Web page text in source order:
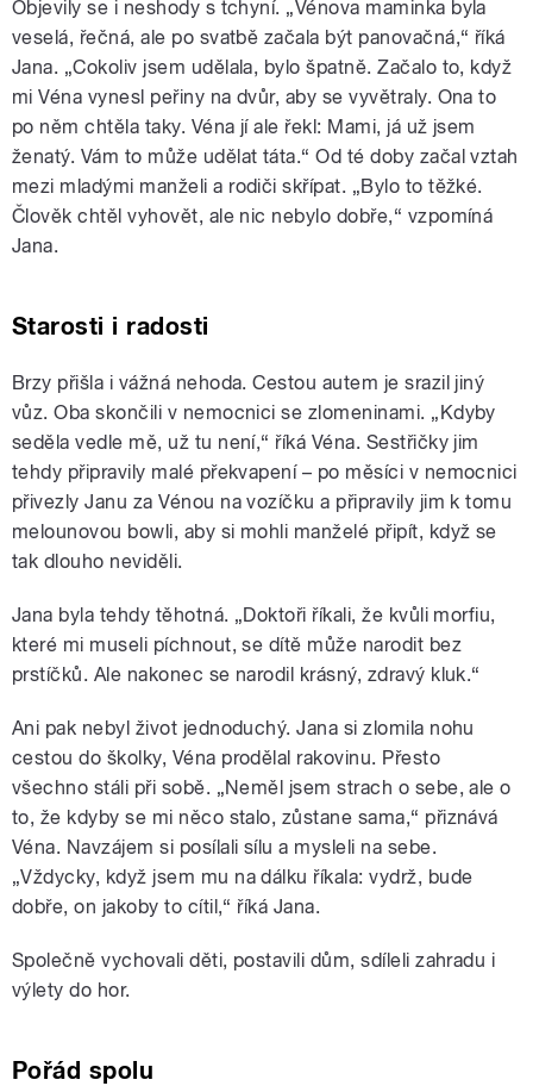
Objevily se i neshody s tchyní. „Vénova maminka byla
veselá, řečná, ale po svatbě začala být panovačná,“ říká
Jana. „Cokoliv jsem udělala, bylo špatně. Začalo to, když
mi Véna vynesl peřiny na dvůr, aby se vyvětraly. Ona to
po něm chtěla taky. Véna jí ale řekl: Mami, já už jsem
ženatý. Vám to může udělat táta.“ Od té doby začal vztah
mezi mladými manželi a rodiči skřípat. „Bylo to těžké.
Člověk chtěl vyhovět, ale nic nebylo dobře,“ vzpomíná
Jana.
Starosti i radosti
Brzy přišla i vážná nehoda. Cestou autem je srazil jiný
vůz. Oba skončili v nemocnici se zlomeninami. „Kdyby
seděla vedle mě, už tu není,“ říká Véna. Sestřičky jim
tehdy připravily malé překvapení – po měsíci v nemocnici
přivezly Janu za Vénou na vozíčku a připravily jim k tomu
melounovou bowli, aby si mohli manželé připít, když se
tak dlouho neviděli.
Jana byla tehdy těhotná. „Doktoři říkali, že kvůli morfiu,
které mi museli píchnout, se dítě může narodit bez
prstíčků. Ale nakonec se narodil krásný, zdravý kluk.“
Ani pak nebyl život jednoduchý. Jana si zlomila nohu
cestou do školky, Véna prodělal rakovinu. Přesto
všechno stáli při sobě. „Neměl jsem strach o sebe, ale o
to, že kdyby se mi něco stalo, zůstane sama,“ přiznává
Véna. Navzájem si posílali sílu a mysleli na sebe.
„Vždycky, když jsem mu na dálku říkala: vydrž, bude
dobře, on jakoby to cítil,“ říká Jana.
Společně vychovali děti, postavili dům, sdíleli zahradu i
výlety do hor.
Pořád spolu